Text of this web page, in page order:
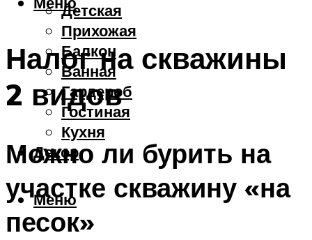
Детская
Прихожая
Балкон
Ванная
Гардероб
Гостиная
Кухня
Декор
Меню
Налог на скважины
2 видов
Можно ли бурить на
участке скважину «на
песок»